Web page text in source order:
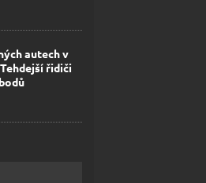
autech v
řidiči